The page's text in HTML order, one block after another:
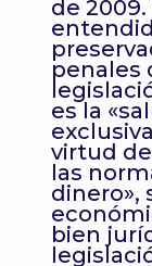
de
penales
es la
virtud
las
dinero»,
bien